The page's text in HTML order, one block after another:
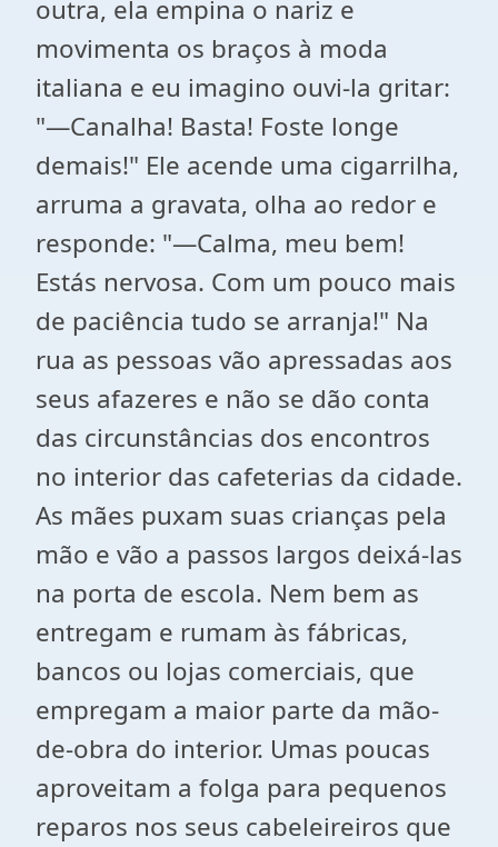
outra, ela empina o nariz e
movimenta os braços à moda
italiana e eu imagino ouvi-la gritar:
"—Canalha! Basta! Foste longe
demais!" Ele acende uma cigarrilha,
arruma a gravata, olha ao redor e
responde: "—Calma, meu bem!
Estás nervosa. Com um pouco mais
de paciência tudo se arranja!" Na
rua as pessoas vão apressadas aos
seus afazeres e não se dão conta
das circunstâncias dos encontros
no interior das cafeterias da cidade.
As mães puxam suas crianças pela
mão e vão a passos largos deixá-las
na porta de escola. Nem bem as
entregam e rumam às fábricas,
bancos ou lojas comerciais, que
empregam a maior parte da mão-
de-obra do interior. Umas poucas
aproveitam a folga para pequenos
reparos nos seus cabeleireiros que